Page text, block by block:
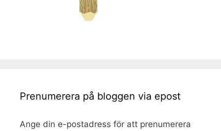
Prenumerera på bloggen via epost
Ange din e-postadress för att prenumerera